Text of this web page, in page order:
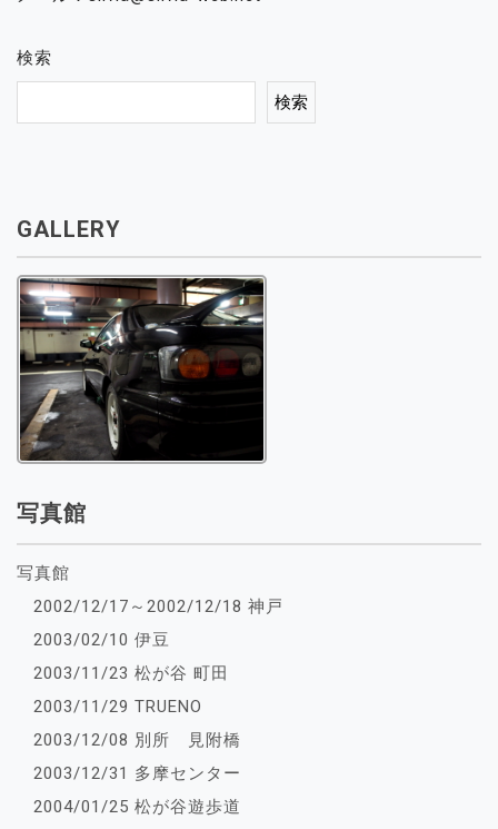
検索
検索
GALLERY
写真館
写真館
2002/12/17～2002/12/18 神戸
2003/02/10 伊豆
2003/11/23 松が谷 町田
2003/11/29 TRUENO
2003/12/08 別所 見附橋
2003/12/31 多摩センター
2004/01/25 松が谷遊歩道